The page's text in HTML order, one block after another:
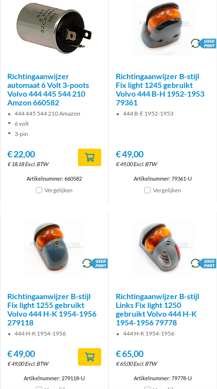
Richtingaanwijzer
automaat 6 Volt 3-poots
Volvo 444 445 544 210
Amzon 660582
444 445 544 210 Amazon
6 volt
3-pin
€22,00
€18,18 Excl. BTW
Artikelnummer: 660582
Vergelijken
brand
Richtingaanwijzer B-stijl
Fix light 1245 gebruikt
Volvo 444 B-H 1952-1953
79361
444 B-E 1952-1953
€49,00
€49,00 Excl. BTW
Artikelnummer: 79361-U
Vergelijken
brand
Richtingaanwijzer B-stijl
Fix light 1255 gebruikt
Volvo 444 H-K 1954-1956
279118
444 H-K 1954-1956
€49,00
€49,00 Excl. BTW
Artikelnummer: 279118-U
brand
Richtingaanwijzer B-stijl
Links Fix light 1250
gebruikt Volvo 444 H-K
1954-1956 79778
444 H-K 1954-1956
€65,00
€65,00 Excl. BTW
Artikelnummer: 79778-U